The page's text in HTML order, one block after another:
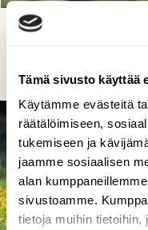
Tämä sivusto käyttää
Käytämme evästeitä
räätälöimiseen,
tukemiseen ja
jaamme sosiaalisen
alan
sivustoamme.
tietoja muihin tietoihin,